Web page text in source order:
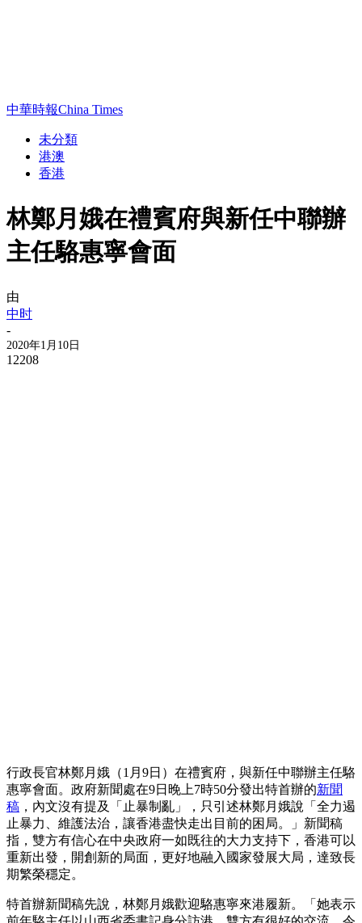
中華時報China Times
未分類
港澳
香港
林鄭月娥在禮賓府與新任中聯辦
主任駱惠寧會面
由
中时
-
2020年1月10日
12208
行政長官林鄭月娥（1月9日）在禮賓府，與新任中聯辦主任駱
惠寧會面。政府新聞處在9日晚上7時50分發出特首辦的新聞
稿 ，內文沒有提及「止暴制亂」，只引述林鄭月娥說「全力遏
止暴力、維護法治，讓香港盡快走出目前的困局。」新聞稿
指，雙方有信心在中央政府一如既往的大力支持下，香港可以
重新出發，開創新的局面，更好地融入國家發展大局，達致長
期繁榮穩定。
特首辦新聞稿先說，林鄭月娥歡迎駱惠寧來港履新。「她表示